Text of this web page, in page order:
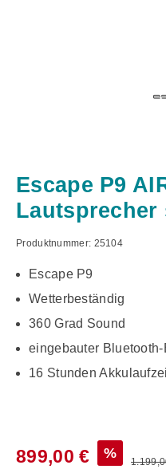
Escape P9
Lautsprecher
Produktnummer: 25104
Escape P9
Wetterbeständig
360 Grad Sound
eingebauter
16 Stunden
899,00 € %